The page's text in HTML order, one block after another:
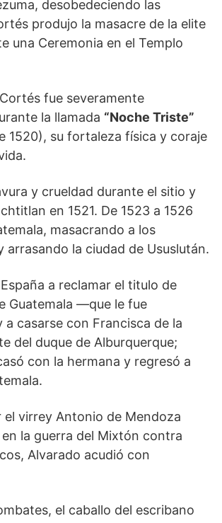
desobedeciendo las
produjo la masacre de la elite
una Ceremonia en el Templo
fue severamente
la llamada “Noche Triste”
1520), su fortaleza física y coraje
y crueldad durante el sitio y
en 1521. De 1523 a 1526
masacrando a los
arrasando la ciudad de Ususlután.
a reclamar el titulo de
Guatemala —que le fue
casarse con Francisca de la
del duque de Alburquerque;
con la hermana y regresó a
el virrey Antonio de Mendoza
la guerra del Mixtón contra
Alvarado acudió con
el caballo del escribano